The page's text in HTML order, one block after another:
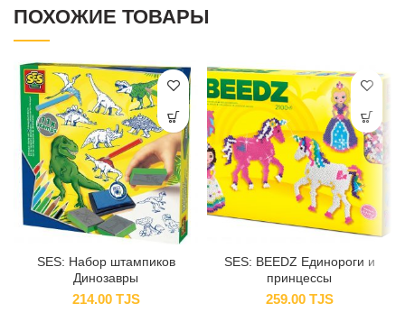
ПОХОЖИЕ ТОВАРЫ
SES: Набор штампиков
Динозавры
214.00 TJS
SES: BEEDZ Единороги и
принцессы
259.00 TJS